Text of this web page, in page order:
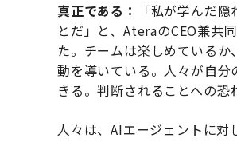
真正である：
「私が学んだ
とだ」と、AteraのCEO兼共
た。チームは楽しめている
動を導いている。人々が自
きる。判断されることへの恐
人々は、AIエージェントに対